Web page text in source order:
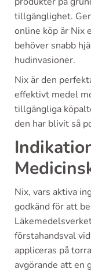
tillgänglighet.
online köp är Nix
behöver snabb
hudinvasioner.
Nix är den
effektivt medel
tillgängliga
den har blivit så
Nix, vars aktiva
godkänd för att
förstahandsval
appliceras på
avgörande att en